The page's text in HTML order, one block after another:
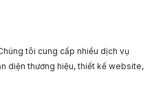
tôi cung cấp nhiều dịch vụ
diện thương hiệu, thiết kế website,